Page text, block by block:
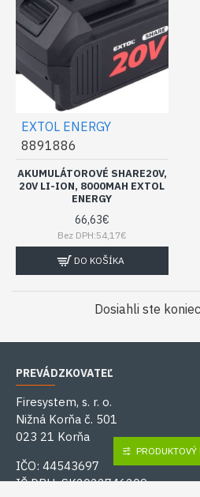
EXTOL ENERGY
8891886
AKUMULÁTOROVÉ SHARE20V,
20V LI-ION, 8000MAH EXTOL
ENERGY
66,63€
Bez DPH:54,17€
DO KOŠÍKA
Dosiahli ste
PREVÁDZKOVATEĽ
Firesystem, s. r. o.
Nižná Korňa č. 501
023 21 Korňa
IČO: 44543697
IČ DPH: SK2022746209
PRODUKTOVÝ